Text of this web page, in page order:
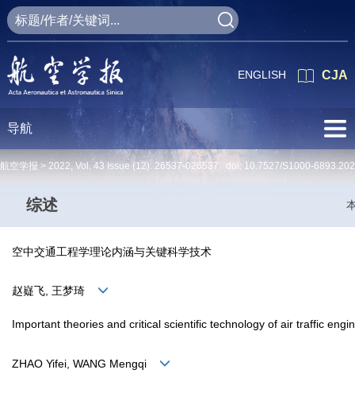
CJA
ENGLISH
导航
航空学报 > 2022, Vol. 43 Issue (12): 26537-026537 doi: 10.7527/S1000-
综述
空中交通工程学理论内涵与关键科学技术
赵嶷飞, 王梦琦
Important theories and critical scientific technology of air traffic
ZHAO Yifei, WANG Mengqi